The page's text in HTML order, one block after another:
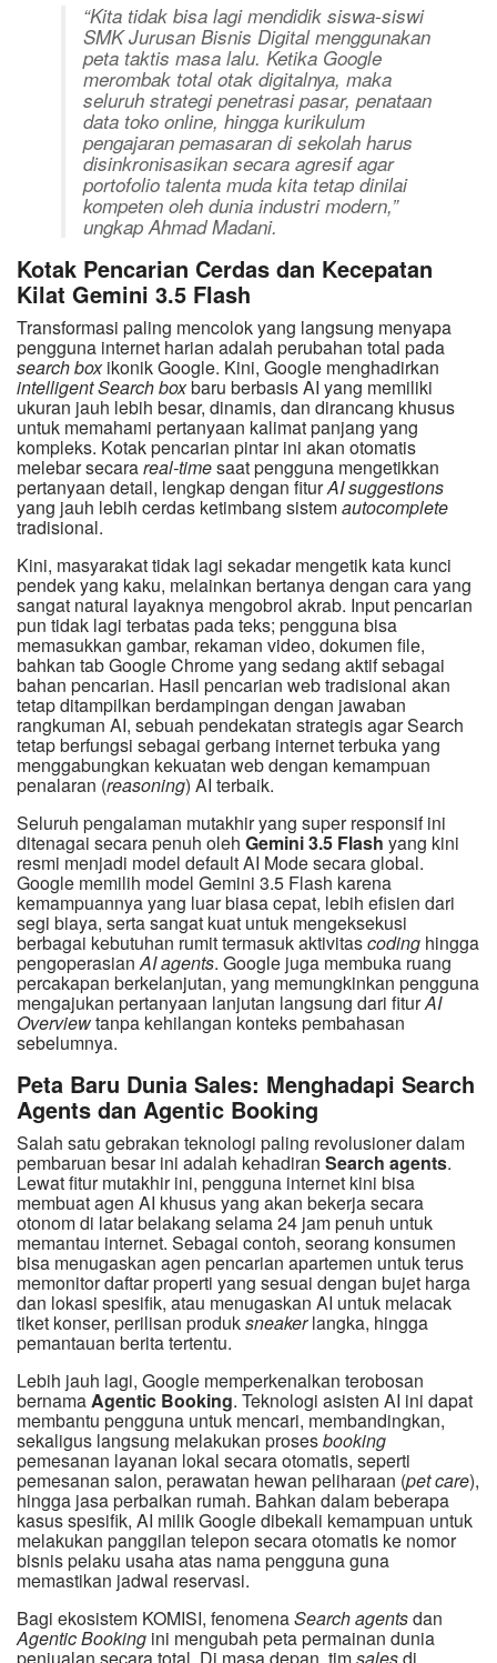
“Kita tidak bisa lagi mendidik siswa-siswi
SMK Jurusan Bisnis Digital menggunakan
peta taktis masa lalu. Ketika Google
merombak total otak digitalnya, maka
seluruh strategi penetrasi pasar, penataan
data toko online, hingga kurikulum
pengajaran pemasaran di sekolah harus
disinkronisasikan secara agresif agar
portofolio talenta muda kita tetap dinilai
kompeten oleh dunia industri modern,”
ungkap Ahmad Madani.
Kotak Pencarian Cerdas dan Kecepatan
Kilat Gemini 3.5 Flash
Transformasi paling mencolok yang langsung menyapa
pengguna internet harian adalah perubahan total pada
search boxikonik Google. Kini, Google menghadirkan
intelligent Search boxbaru berbasis AI yang memiliki
ukuran jauh lebih besar, dinamis, dan dirancang khusus
untuk memahami pertanyaan kalimat panjang yang
kompleks. Kotak pencarian pintar ini akan otomatis
melebar secarareal-timesaat pengguna mengetikkan
pertanyaan detail, lengkap dengan fiturAI suggestions
yang jauh lebih cerdas ketimbang sistemautocomplete
tradisional.
Kini, masyarakat tidak lagi sekadar mengetik kata kunci
pendek yang kaku, melainkan bertanya dengan cara yang
sangat natural layaknya mengobrol akrab. Input pencarian
pun tidak lagi terbatas pada teks; pengguna bisa
memasukkan gambar, rekaman video, dokumen file,
bahkan tab Google Chrome yang sedang aktif sebagai
bahan pencarian. Hasil pencarian web tradisional akan
tetap ditampilkan berdampingan dengan jawaban
rangkuman AI, sebuah pendekatan strategis agar Search
tetap berfungsi sebagai gerbang internet terbuka yang
menggabungkan kekuatan web dengan kemampuan
penalaran (reasoning) AI terbaik.
Seluruh pengalaman mutakhir yang super responsif ini
ditenagai secara penuh oleh Gemini 3.5 Flash yang kini
resmi menjadi model default AI Mode secara global.
Google memilih model Gemini 3.5 Flash karena
kemampuannya yang luar biasa cepat, lebih efisien dari
segi biaya, serta sangat kuat untuk mengeksekusi
berbagai kebutuhan rumit termasuk aktivitascoding hingga
pengoperasianAI agents. Google juga membuka ruang
percakapan berkelanjutan, yang memungkinkan pengguna
mengajukan pertanyaan lanjutan langsung dari fiturAI
Overviewtanpa kehilangan konteks pembahasan
sebelumnya.
Peta Baru Dunia Sales: Menghadapi Search
Agents dan Agentic Booking
Salah satu gebrakan teknologi paling revolusioner dalam
pembaruan besar ini adalah kehadiran Search agents.
Lewat fitur mutakhir ini, pengguna internet kini bisa
membuat agen AI khusus yang akan bekerja secara
otonom di latar belakang selama 24 jam penuh untuk
memantau internet. Sebagai contoh, seorang konsumen
bisa menugaskan agen pencarian apartemen untuk terus
memonitor daftar properti yang sesuai dengan bujet harga
dan lokasi spesifik, atau menugaskan AI untuk melacak
tiket konser, perilisan produksneakerlangka, hingga
pemantauan berita tertentu.
Lebih jauh lagi, Google memperkenalkan terobosan
bernamaAgentic Booking. Teknologi asisten AI ini dapat
membantu pengguna untuk mencari, membandingkan,
sekaligus langsung melakukan prosesbooking
pemesanan layanan lokal secara otomatis, seperti
pemesanan salon, perawatan hewan peliharaan (pet care),
hingga jasa perbaikan rumah. Bahkan dalam beberapa
kasus spesifik, AI milik Google dibekali kemampuan untuk
melakukan panggilan telepon secara otomatis ke nomor
bisnis pelaku usaha atas nama pengguna guna
memastikan jadwal reservasi.
Bagi ekosistem KOMISI, fenomenaSearch agentsdan
Agentic Booking ini mengubah peta permainan dunia
penjualan secara total. Di masa depan, timsalesdi